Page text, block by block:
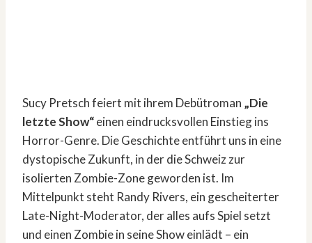
Sucy Pretsch feiert mit ihrem Debütroman „Die
letzte Show“einen eindrucksvollen Einstieg ins
Horror-Genre. Die Geschichte entführt uns in eine
dystopische Zukunft, in der die Schweiz zur
isolierten Zombie-Zone geworden ist. Im
Mittelpunkt steht Randy Rivers, ein gescheiterter
Late-Night-Moderator, der alles aufs Spiel setzt
und einen Zombie in seine Show einlädt – ein